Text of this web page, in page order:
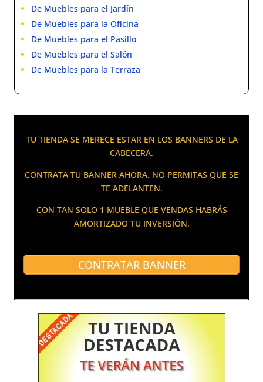
De Muebles para el Jardín
De Muebles para la Oficina
De Muebles para el Pasillo
De Muebles para el Salón
De Muebles para la Terraza
TU TIENDA SE MERECE ESTAR EN LOS BANNERS DE LA
CABECERA.
CONTRATA TU BANNER AHORA, NO PERMITAS QUE SE
TE ADELANTEN.
CON TAN SOLO 1 MUEBLE QUE VENDAS HABRÁS
AMORTIZADO TU INVERSIÓN.
CONTRATAR BANNER